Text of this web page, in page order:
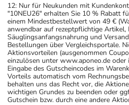
12: Nur für Neukunden mit
"10NEU26" erhalten Sie 10 % Rabatt
einem Mindestbestellwert von 49 €
anwendbar auf rezeptpflichtige Artikel,
Säuglingsanfangsnahrung und
Bestellungen über Vergleichsportale.
Aktionsvorteilen (ausgenommen
einzulösen unter www.aponeo.de oder
Eingabe des Gutscheincodes im
Vorteils automatisch vom
behalten uns das Recht vor, die
wichtigen Grundes zu beenden oder
Gutschein bzw. durch eine andere